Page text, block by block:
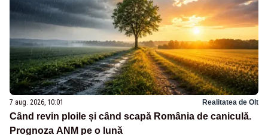
7 aug. 2026, 10:01 Realitatea de Olt
Când revin ploile și când scapă România de caniculă.
Prognoza ANM pe o lună